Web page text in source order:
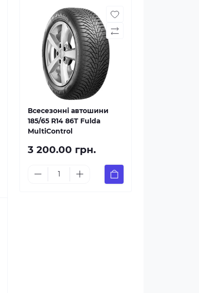
Всесезонні автошини
185/65 R14 86T Fulda
MultiControl
3 200.00 грн.